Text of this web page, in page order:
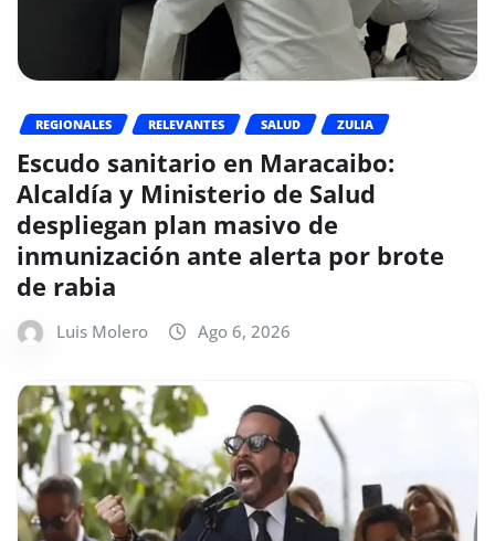
REGIONALES RELEVANTES SALUD ZULIA
Escudo sanitario en Maracaibo:
Alcaldía y Ministerio de Salud
despliegan plan masivo de
inmunización ante alerta por brote
de rabia
Luis Molero Ago 6, 2026